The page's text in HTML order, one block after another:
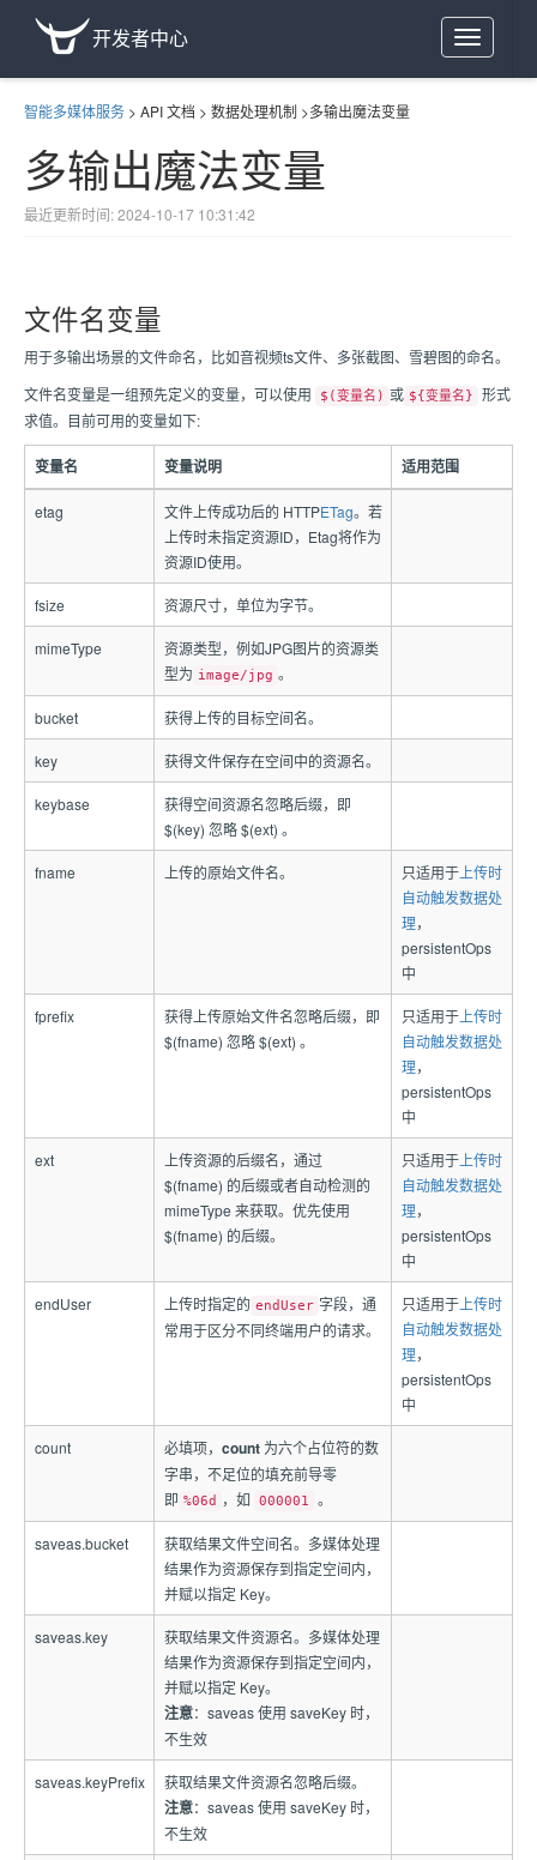
Toggle
navigation
开发者中心
智能多媒体服务 > API 文档 > 数据处理机制 >多输出魔法变量
多输出魔法变量
最近更新时间: 2024-10-17 10:31:42
文件名变量
用于多输出场景的文件命名，比如音视频ts文件、多张截图、雪碧图的命名。
文件名变量是一组预先定义的变量，可以使用
$(变量名) 或 ${变量名}
形式
求值。目前可用的变量如下:
变量名 变量说明 适用范围
etag 文件上传成功后的 HTTPETag。若
上传时未指定资源ID，Etag将作为
资源ID使用。
fsize 资源尺寸，单位为字节。
mimeType
资源类型，例如JPG图片的资源类
型为 image/jpg 。
bucket 获得上传的目标空间名。
key 获得文件保存在空间中的资源名。
keybase
获得空间资源名忽略后缀，即
$(key) 忽略 $(ext) 。
fname 上传的原始文件名。 只适用于上传时
自动触发数据处
理，
persistentOps
中
fprefix
获得上传原始文件名忽略后缀，即
$(fname) 忽略 $(ext) 。
只适用于上传时
自动触发数据处
理，
persistentOps
中
ext
上传资源的后缀名，通过
$(fname) 的后缀或者自动检测的
mimeType 来获取。优先使用
$(fname) 的后缀。
只适用于上传时
自动触发数据处
理，
persistentOps
中
endUser 上传时指定的 endUser 字段，通
常用于区分不同终端用户的请求。
只适用于上传时
自动触发数据处
理，
persistentOps
中
count 必填项， count为六个占位符的数
字串，不足位的填充前导零
即 %06d ，如 000001 。
saveas.bucket
获取结果文件空间名。多媒体处理
结果作为资源保存到指定空间内，
并赋以指定 Key。
saveas.key
获取结果文件资源名。多媒体处理
结果作为资源保存到指定空间内，
并赋以指定 Key。
注意：saveas 使用 saveKey 时，
不生效
saveas.keyPrefix 获取结果文件资源名忽略后缀。
注意：saveas 使用 saveKey 时，
不生效